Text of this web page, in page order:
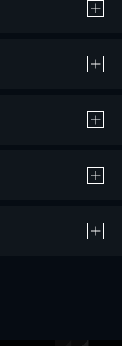
る作品の購入 / レンタルです。
、20％のポイント還元です。